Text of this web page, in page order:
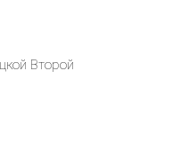
Второй